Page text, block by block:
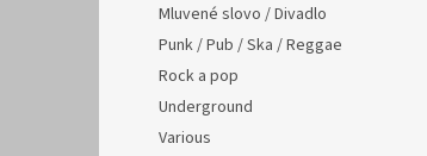
Mluvené slovo / Divadlo
Punk / Pub / Ska / Reggae
Rock a pop
Underground
Various